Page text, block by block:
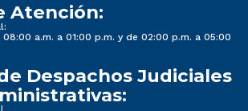
Atención:
a.m. a 01:00 p.m. y de 02:00 p.m. a 05:00
Despachos Judiciales